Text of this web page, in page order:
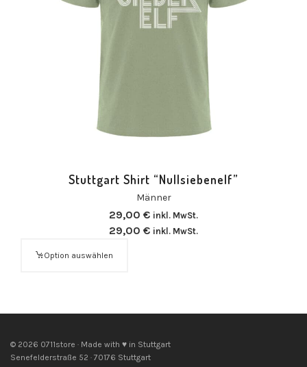
Stuttgart Shirt “Nullsiebenelf”
Männer
29,00 € inkl. MwSt.
29,00 € inkl. MwSt.
Option auswählen
© 2026 0711store · Made with ♥ in Stuttgart
Senefelderstraße 52 · 70176 Stuttgart